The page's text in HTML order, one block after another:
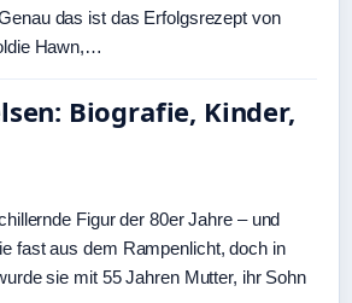
das ist das Erfolgsrezept von
Hawn,…
Biografie, Kinder,
Figur der 80er Jahre – und
fast aus dem Rampenlicht, doch in
sie mit 55 Jahren Mutter, ihr Sohn